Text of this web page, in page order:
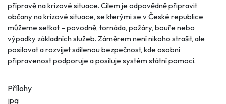
přípravě na krizové situace. Cílem je odpovědně připravit
občany na krizové situace, se kterými se v České republice
můžeme setkat – povodně, tornáda, požáry, bouře nebo
výpadky základních služeb. Záměrem není nikoho strašit, ale
posilovat a rozvíjet sdílenou bezpečnost, kde osobní
připravenost podporuje a posiluje systém státní pomoci.
Přílohy
jpg